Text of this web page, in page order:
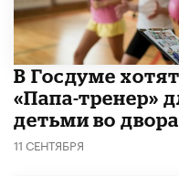
В Госдуме
«Папа-тренер»
детьми во
11 СЕНТЯБРЯ